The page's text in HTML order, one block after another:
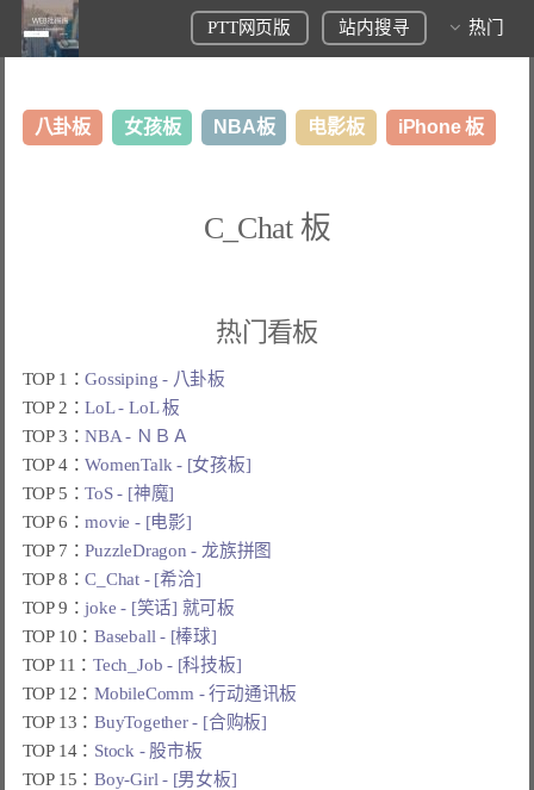
PTT网页版 站内搜寻 热门
八卦板 女孩板 NBA板 电影板 iPhone 板
C_Chat 板
热门看板
TOP 1：Gossiping - 八卦板
TOP 2：LoL - LoL 板
TOP 3：NBA - ＮＢＡ
TOP 4：WomenTalk - [女孩板]
TOP 5：ToS - [神魔]
TOP 6：movie - [电影]
TOP 7：PuzzleDragon - 龙族拼图
TOP 8：C_Chat - [希洽]
TOP 9：joke - [笑话] 就可板
TOP 10：Baseball - [棒球]
TOP 11：Tech_Job - [科技板]
TOP 12：MobileComm - 行动通讯板
TOP 13：BuyTogether - [合购板]
TOP 14： Stock - 股市板
TOP 15：Boy-Girl - [男女板]